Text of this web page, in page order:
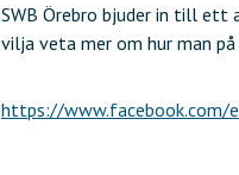
SWB Örebro bjuder in till ett
vilja veta mer om hur man
https://www.facebook.com/